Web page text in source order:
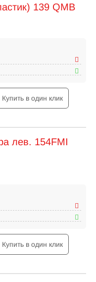
139 QMB
Купить в один клик
лев. 154FMI
Купить в один клик